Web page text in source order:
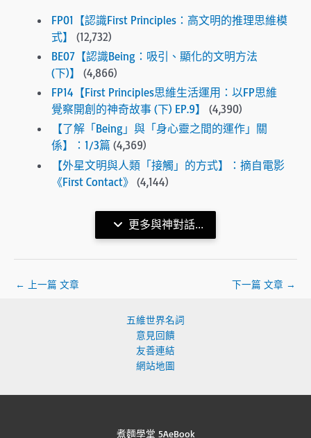
FP01【認識First Principles：高文明的推理思維模
式】
(12,732)
BE07【認識Being：吸引、顯化的文明方法
(下)】
(4,866)
FP14【First Principles思維生活運用：以FP思維
覺察開創的神奇故事 (下) EP.9】
(4,390)
【了解「Being」與「身心靈之間的運作」關
係】：1/3篇 (4,369)
【外星文明與人類「接觸」的方式】：摘自電影
《First Contact》
(4,144)
更多與神對話...
← 上一篇 文章 下一篇 文章 →
五維世界名詞
意見回饋
友善連結
網站地圖
煮麵學堂 5AeBook